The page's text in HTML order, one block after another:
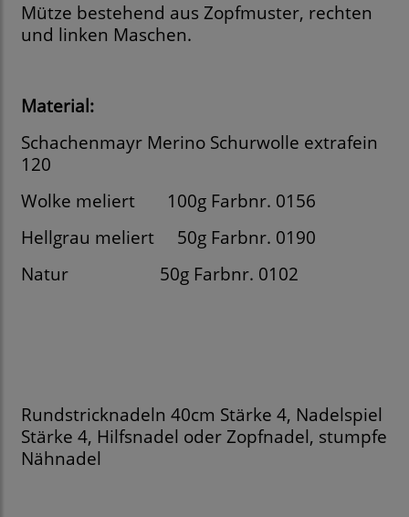
Mütze bestehend aus Zopfmuster, rechten
und linken Maschen.
Material:
Schachenmayr Merino Schurwolle extrafein
120
Wolke meliert
100g Farbnr. 0156
Hellgrau meliert 50g Farbnr. 0190
Natur
50g Farbnr. 0102
Rundstricknadeln 40cm Stärke 4, Nadelspiel
Stärke 4, Hilfsnadel oder Zopfnadel, stumpfe
Nähnadel